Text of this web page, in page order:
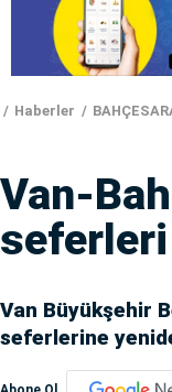
Haberler
Van-
seferleri
Van Büyükşehir
seferlerine